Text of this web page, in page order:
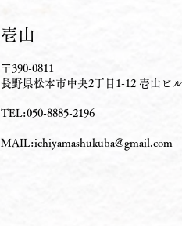
​壱山
〒390-0811
長野県松本市中央2丁目1-12 壱山ビル
TEL:050-8885-2196
MAIL:ichiyamashukuba@gmail.com